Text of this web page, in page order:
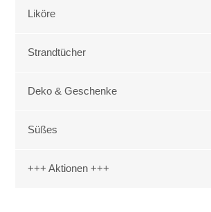
Liköre
Strandtücher
Deko & Geschenke
Süßes
+++ Aktionen +++